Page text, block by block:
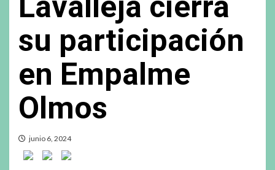
su participación
en Empalme
Olmos
junio 6, 2024